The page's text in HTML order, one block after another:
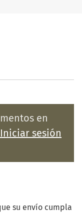
en
sesión
su envío cumpla